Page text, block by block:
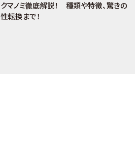
クマノミ徹底解説！ 種類や特徴、驚きの
性転換まで！